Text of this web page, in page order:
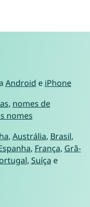
Android e iPhone
, nomes de
nomes
, Austrália, Brasil,
, França, Grã-
, Suíça e